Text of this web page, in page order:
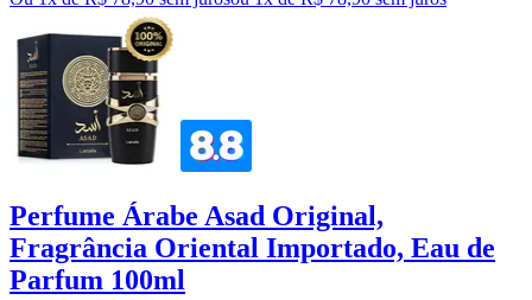
Perfume Árabe Asad Original,
Fragrância Oriental Importado, Eau de
Parfum 100ml